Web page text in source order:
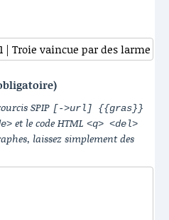
SPIP [->url] {{gras}}
et le code HTML <q> <del>
laissez simplement des